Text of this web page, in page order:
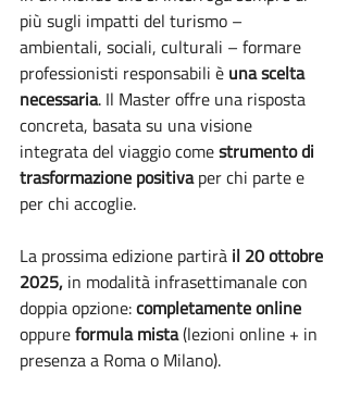
più sugli impatti del turismo –
ambientali, sociali, culturali – formare
professionisti responsabili è una scelta
necessaria. Il Master offre una risposta
concreta, basata su una visione
integrata del viaggio come strumento di
trasformazione positiva per chi parte e
per chi accoglie.
La prossima edizione partirà il 20 ottobre
2025, in modalità infrasettimanale con
doppia opzione: completamente online
oppure formula mista (lezioni online + in
presenza a Roma o Milano).